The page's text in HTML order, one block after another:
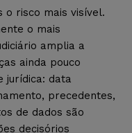
o risco mais visível.
o mais
amplia a
ainda pouco
jurídica: data
precedentes,
de dados são
decisórios